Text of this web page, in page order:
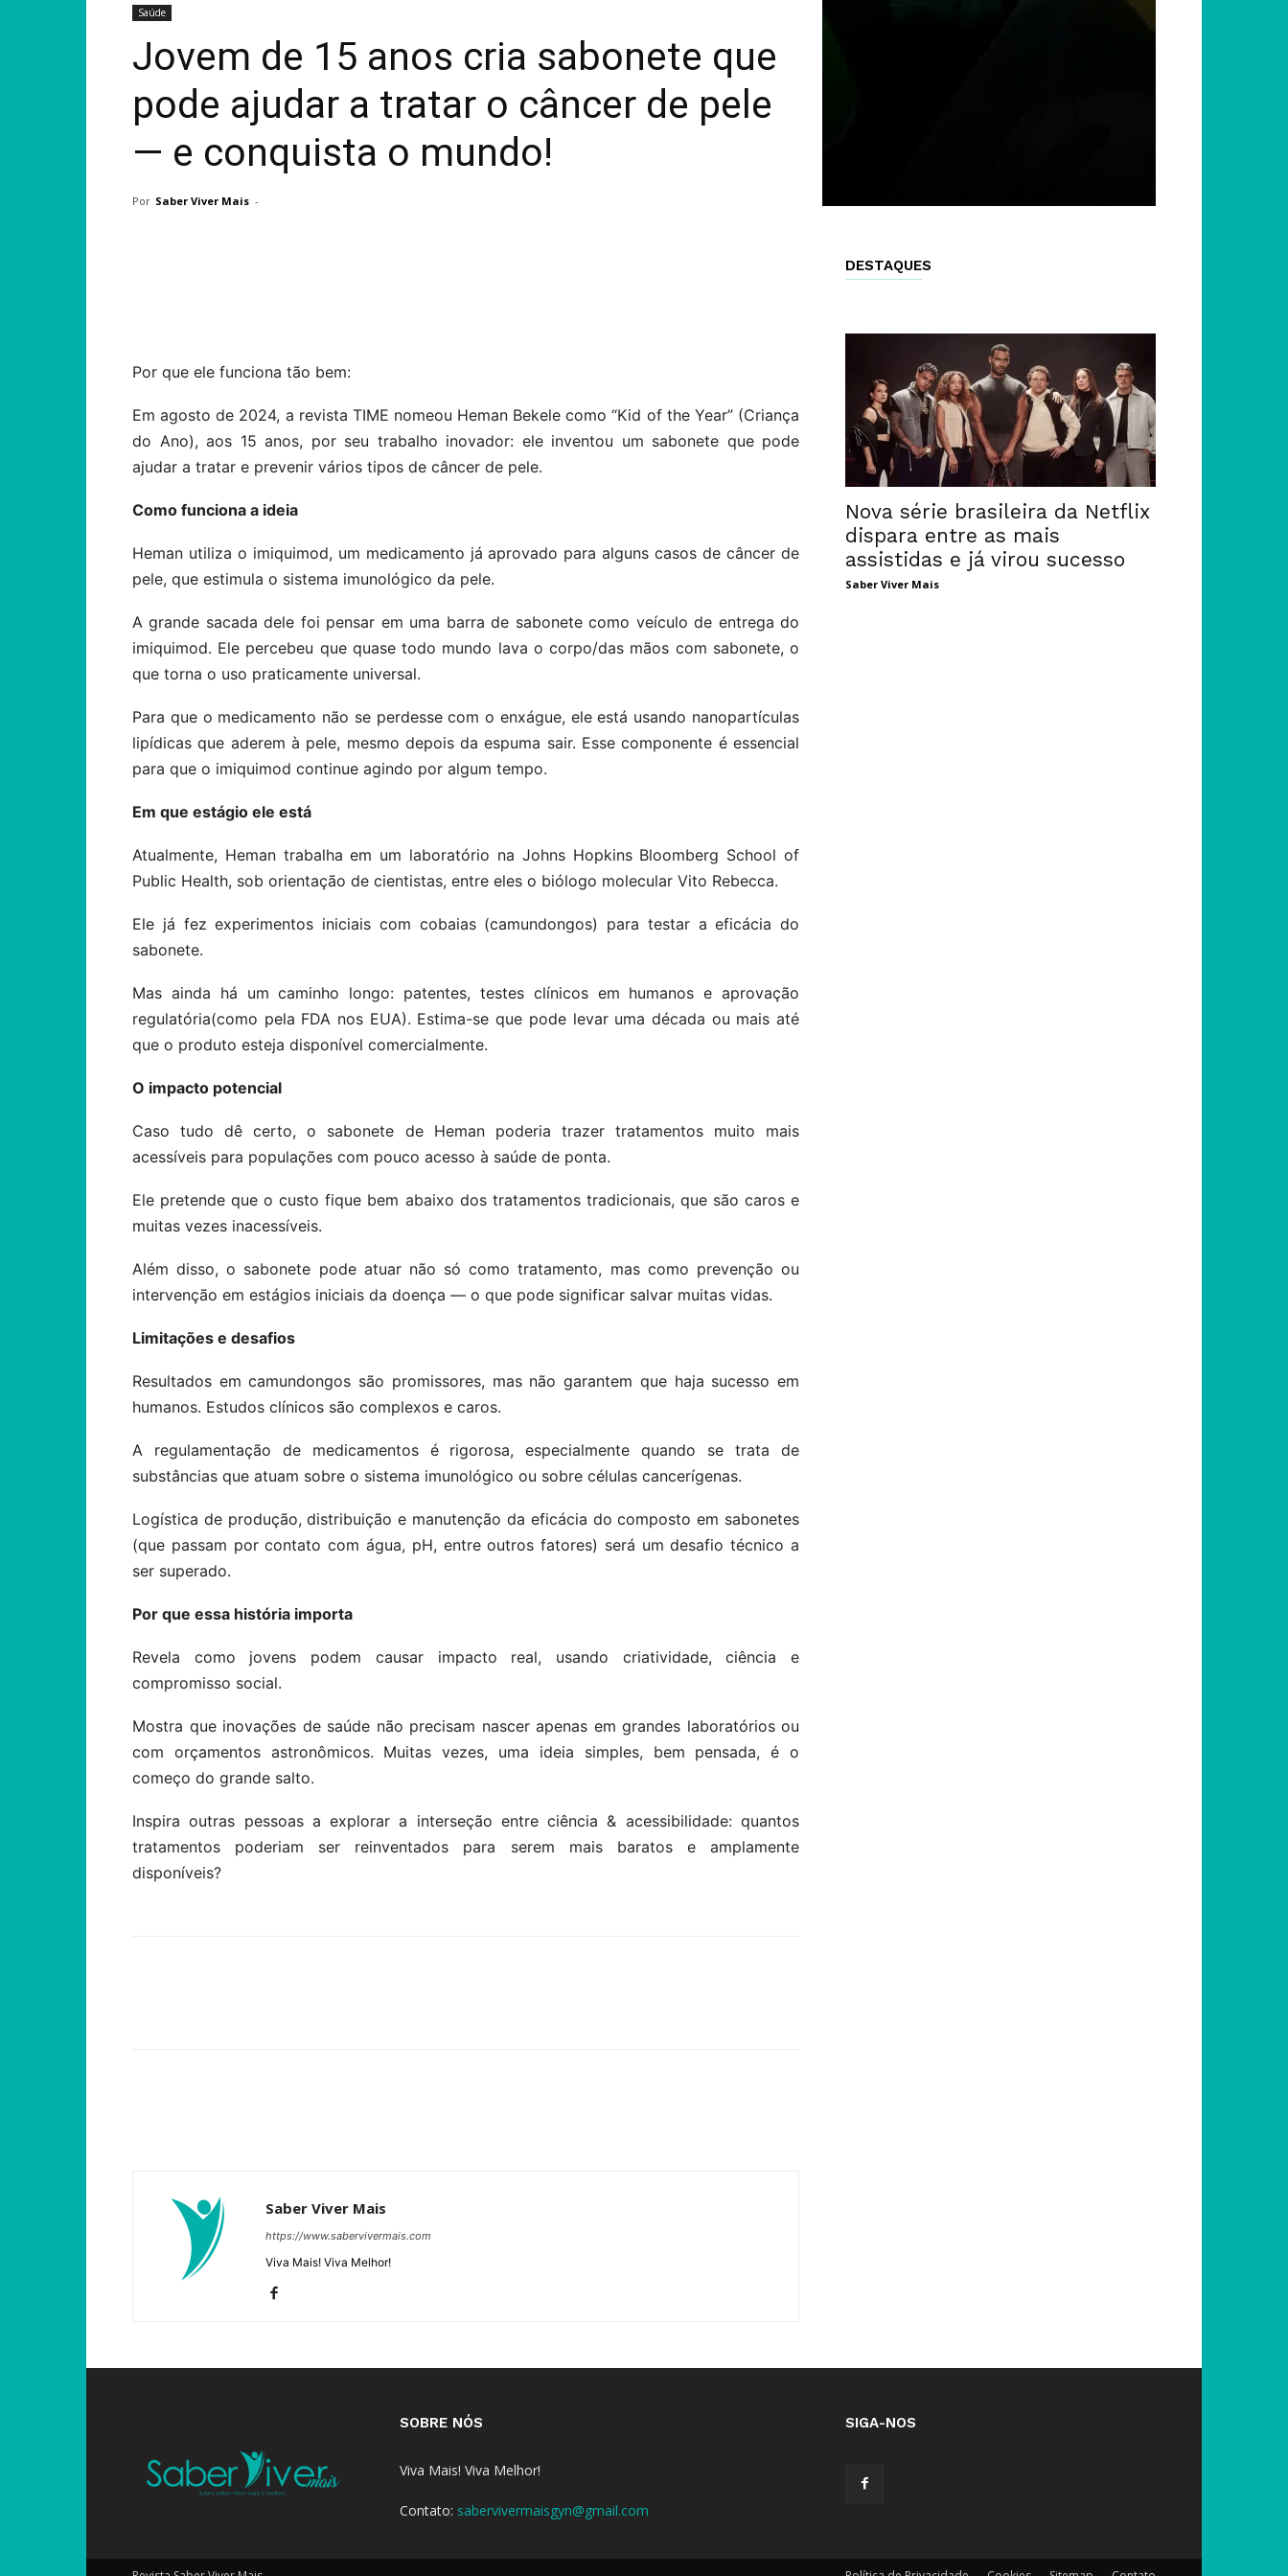
Saúde
Jovem de 15 anos cria sabonete que
pode ajudar a tratar o câncer de pele
— e conquista o mundo!
Por Saber Viver Mais -
Por que ele funciona tão bem:
Em agosto de 2024, a revista TIME nomeou Heman Bekele como “Kid of the Year” (Criança
do Ano), aos 15 anos, por seu trabalho inovador: ele inventou um sabonete que pode
ajudar a tratar e prevenir vários tipos de câncer de pele.
Como funciona a ideia
Heman utiliza o imiquimod, um medicamento já aprovado para alguns casos de câncer de
pele, que estimula o sistema imunológico da pele.
A grande sacada dele foi pensar em uma barra de sabonete como veículo de entrega do
imiquimod. Ele percebeu que quase todo mundo lava o corpo/das mãos com sabonete, o
que torna o uso praticamente universal.
Para que o medicamento não se perdesse com o enxágue, ele está usando nanopartículas
lipídicas que aderem à pele, mesmo depois da espuma sair. Esse componente é essencial
para que o imiquimod continue agindo por algum tempo.
Em que estágio ele está
Atualmente, Heman trabalha em um laboratório na Johns Hopkins Bloomberg School of
Public Health, sob orientação de cientistas, entre eles o biólogo molecular Vito Rebecca.
Ele já fez experimentos iniciais com cobaias (camundongos) para testar a eficácia do
sabonete.
Mas ainda há um caminho longo: patentes, testes clínicos em humanos e aprovação
regulatória(como pela FDA nos EUA). Estima-se que pode levar uma década ou mais até
que o produto esteja disponível comercialmente.
O impacto potencial
Caso tudo dê certo, o sabonete de Heman poderia trazer tratamentos muito mais
acessíveis para populações com pouco acesso à saúde de ponta.
Ele pretende que o custo fique bem abaixo dos tratamentos tradicionais, que são caros e
muitas vezes inacessíveis.
Além disso, o sabonete pode atuar não só como tratamento, mas como prevenção ou
intervenção em estágios iniciais da doença — o que pode significar salvar muitas vidas.
Limitações e desafios
Resultados em camundongos são promissores, mas não garantem que haja sucesso em
humanos. Estudos clínicos são complexos e caros.
A regulamentação de medicamentos é rigorosa, especialmente quando se trata de
substâncias que atuam sobre o sistema imunológico ou sobre células cancerígenas.
Logística de produção, distribuição e manutenção da eficácia do composto em sabonetes
(que passam por contato com água, pH, entre outros fatores) será um desafio técnico a
ser superado.
Por que essa história importa
Revela como jovens podem causar impacto real, usando criatividade, ciência e
compromisso social.
Mostra que inovações de saúde não precisam nascer apenas em grandes laboratórios ou
com orçamentos astronômicos. Muitas vezes, uma ideia simples, bem pensada, é o
começo do grande salto.
Inspira outras pessoas a explorar a interseção entre ciência & acessibilidade: quantos
tratamentos poderiam ser reinventados para serem mais baratos e amplamente
disponíveis?
Saber Viver Mais
https://www.sabervivermais.com
Viva Mais! Viva Melhor!
DESTAQUES
Nova série brasileira da Netflix
dispara entre as mais
assistidas e já virou sucesso
Saber Viver Mais
SOBRE NÓS
Viva Mais! Viva Melhor!
Contato: sabervivermaisgyn@gmail.com
SIGA-NOS